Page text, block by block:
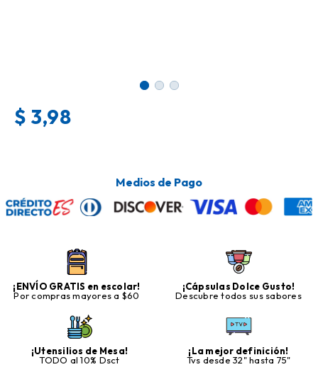
$ 3,98
Medios de Pago
¡ENVÍO GRATIS en escolar!
Por compras mayores a $60
¡Cápsulas Dolce Gusto!
Descubre todos sus sabores
¡Utensilios de Mesa!
TODO al 10% Dsct
¡La mejor definición!
Tvs desde 32" hasta 75"